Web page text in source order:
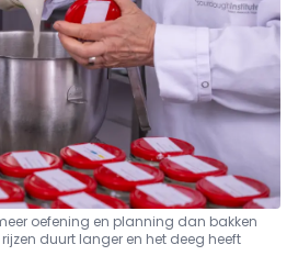
oefening en planning dan bakken
duurt langer en het deeg heeft